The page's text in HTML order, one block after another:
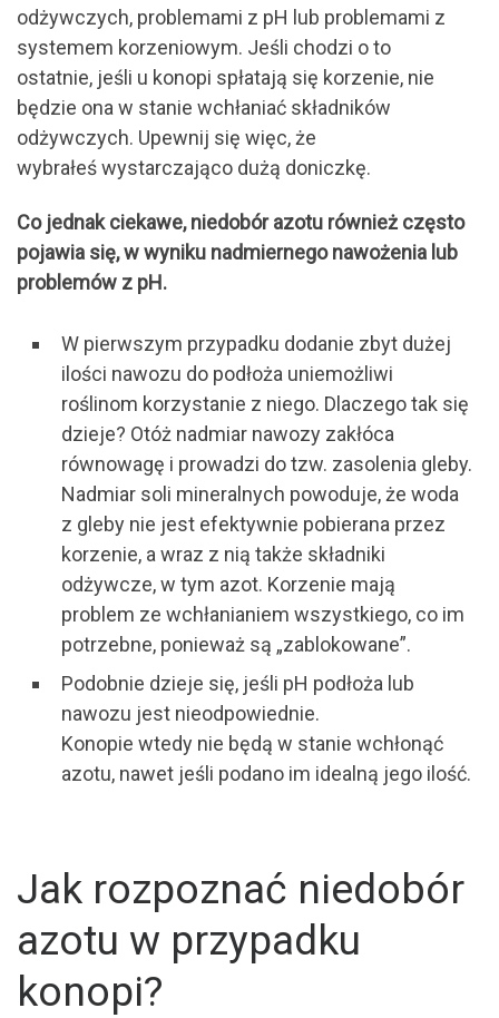
odżywczych, problemami z pH lub problemami z
systemem korzeniowym. Jeśli chodzi o to
ostatnie, jeśli u konopi spłatają się korzenie, nie
będzie ona w stanie wchłaniać składników
odżywczych. Upewnij się więc, że
wybrałeś wystarczająco dużą doniczkę.
Co jednak ciekawe, niedobór azotu również często
pojawia się, w wyniku nadmiernego nawożenia lub
problemów z pH.
W pierwszym przypadku dodanie zbyt dużej
ilości nawozu do podłoża uniemożliwi
roślinom korzystanie z niego. Dlaczego tak się
dzieje? Otóż nadmiar nawozy zakłóca
równowagę i prowadzi do tzw. zasolenia gleby.
Nadmiar soli mineralnych powoduje, że woda
z gleby nie jest efektywnie pobierana przez
korzenie, a wraz z nią także składniki
odżywcze, w tym azot. Korzenie mają
problem ze wchłanianiem wszystkiego, co im
potrzebne, ponieważ są „zablokowane”.
Podobnie dzieje się, jeśli pH podłoża lub
nawozu jest nieodpowiednie.
Konopie wtedy nie będą w stanie wchłonąć
azotu, nawet jeśli podano im idealną jego ilość.
Jak rozpoznać niedobór
azotu w przypadku
konopi?